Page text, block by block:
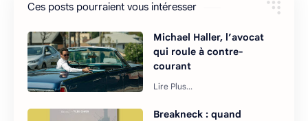
Ces posts pourraient vous intéresser
Michael Haller, l’avocat
qui roule à contre-
courant
Breakneck : quand